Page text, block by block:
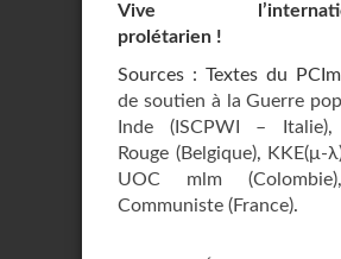
Vive
prolétarien !
Sources : Textes du
de soutien à la Guerre
Inde (ISCPWI – Italie),
Rouge (Belgique), ΚΚΕ(μ-
UOC mlm (Colombie)
Communiste (France).